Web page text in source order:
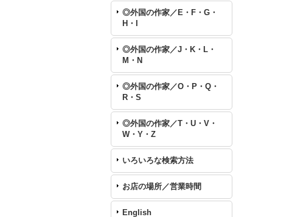
◎外国の作家／E・F・G・
H・I
◎外国の作家／J・K・L・
M・N
◎外国の作家／O・P・Q・
R・S
◎外国の作家／T・U・V・
W・Y・Z
いろいろな検索方法
お店の場所／営業時間
English